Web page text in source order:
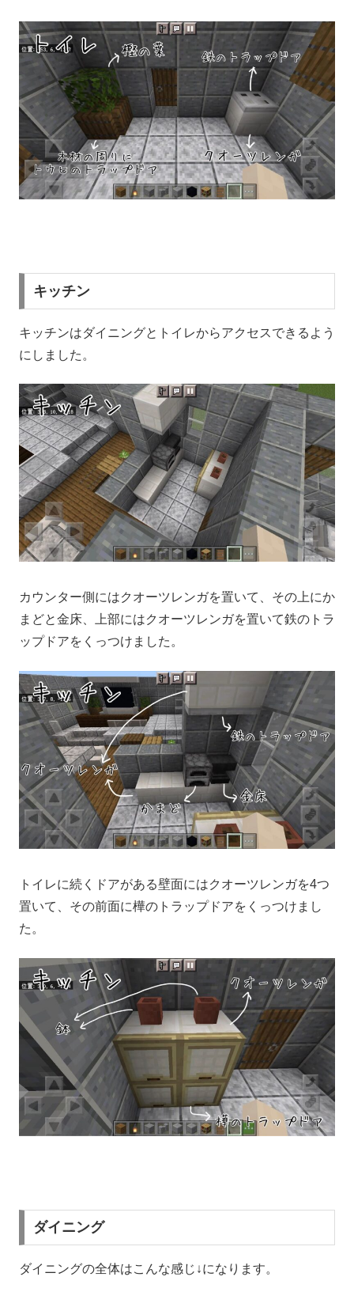
キッチン
キッチンはダイニングとトイレからアクセスできるよう
にしました。
カウンター側にはクオーツレンガを置いて、その上にか
まどと金床、上部にはクオーツレンガを置いて鉄のトラ
ップドアをくっつけました。
トイレに続くドアがある壁面にはクオーツレンガを4つ
置いて、その前面に樺のトラップドアをくっつけまし
た。
ダイニング
ダイニングの全体はこんな感じ↓になります。